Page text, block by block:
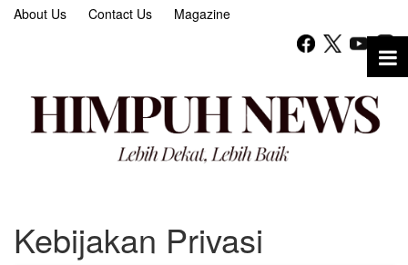
About Us Contact Us Magazine
Kebijakan Privasi